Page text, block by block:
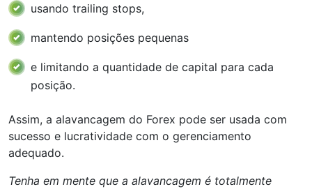
usando trailing stops,
mantendo posições pequenas
e limitando a quantidade de capital para cada
posição.
Assim, a alavancagem do Forex pode ser usada com
sucesso e lucratividade com o gerenciamento
adequado.
Tenha em mente que a alavancagem é totalmente